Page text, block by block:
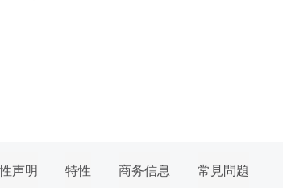
声明 特性 商务信息 常見問題